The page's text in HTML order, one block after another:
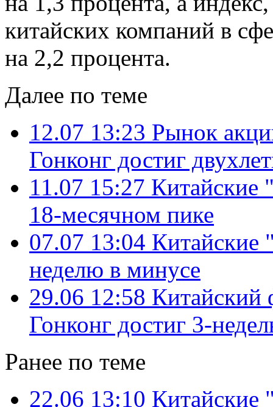
китайских компаний в
на 2,2 процента.
Далее по теме
12.07 13:23 Рынок
Гонконг достиг
11.07 15:27 Китайские
18-месячном пике
07.07 13:04 Китайские
неделю в минусе
29.06 12:58 Китайский
Гонконг достиг 3-
Ранее по теме
22.06 13:10 Китайские